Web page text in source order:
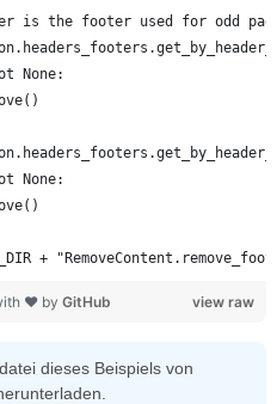
+
view raw
❤ by GitHub
dieses Beispiels von